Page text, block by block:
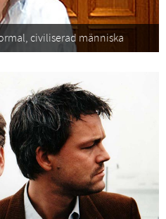
civiliserad människa